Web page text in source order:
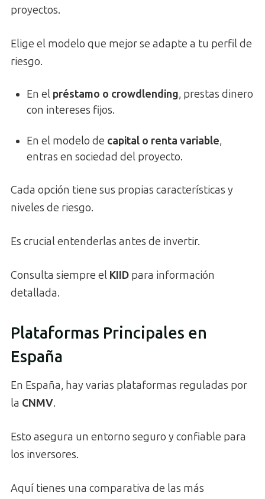
proyectos.
Elige el modelo que mejor se adapte a tu perfil de
riesgo.
En el préstamo o crowdlending, prestas dinero
con intereses fijos.
En el modelo de capital o renta variable,
entras en sociedad del proyecto.
Cada opción tiene sus propias características y
niveles de riesgo.
Es crucial entenderlas antes de invertir.
Consulta siempre el KIID para información
detallada.
Plataformas Principales en
España
En España, hay varias plataformas reguladas por
la CNMV.
Esto asegura un entorno seguro y confiable para
los inversores.
Aquí tienes una comparativa de las más